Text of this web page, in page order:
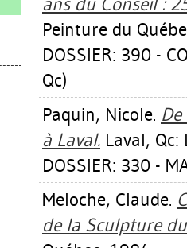
ans du Conseil :
Peinture du
DOSSIER: 390 -
Qc)
Paquin, Nicole.
à Laval. Laval,
DOSSIER: 330 -
Meloche, Claude.
de la Sculpture